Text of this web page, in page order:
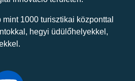
1000 turisztikai központtal
hegyi üdülőhelyekkel,